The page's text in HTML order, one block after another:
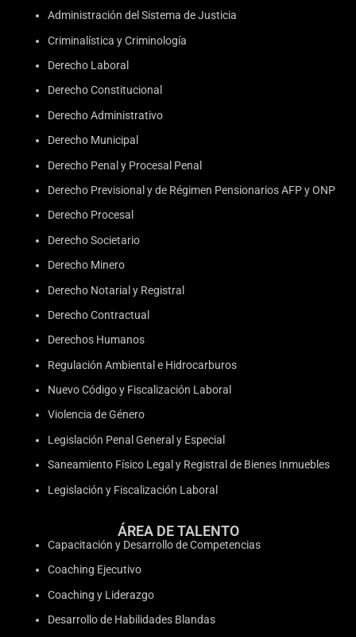
Administración del Sistema de Justicia
Criminalística y Criminología
Derecho Laboral
Derecho Constitucional
Derecho Administrativo
Derecho Municipal
Derecho Penal y Procesal Penal
Derecho Previsional y de Régimen Pensionarios AFP y ONP
Derecho Procesal
Derecho Societario
Derecho Minero
Derecho Notarial y Registral
Derecho Contractual
Derechos Humanos
Regulación Ambiental e Hidrocarburos
Nuevo Código y Fiscalización Laboral
Violencia de Género
Legislación Penal General y Especial
Saneamiento Físico Legal y Registral de Bienes Inmuebles
Legislación y Fiscalización Laboral
ÁREA DE TALENTO
Capacitación y Desarrollo de Competencias
Coaching Ejecutivo
Coaching y Liderazgo
Desarrollo de Habilidades Blandas